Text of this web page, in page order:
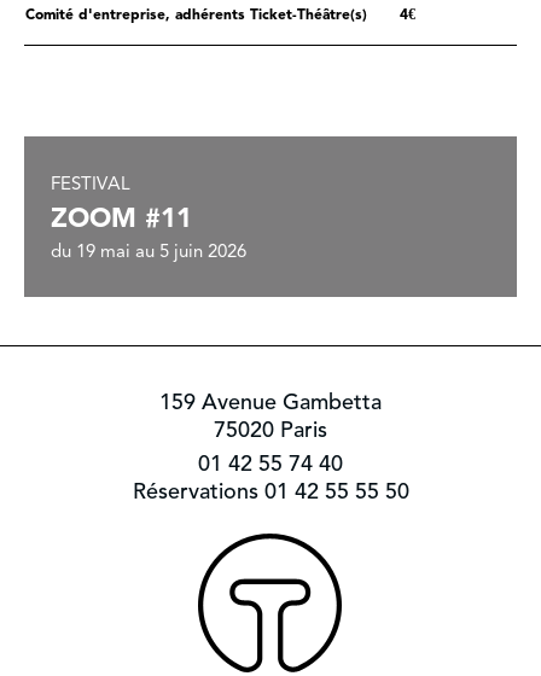
Comité d'entreprise, adhérents Ticket-Théâtre(s) 4€
FESTIVAL
ZOOM #11
du 19 mai au 5 juin 2026
159 Avenue Gambetta
75020 Paris
01 42 55 74 40
Réservations 01 42 55 55 50